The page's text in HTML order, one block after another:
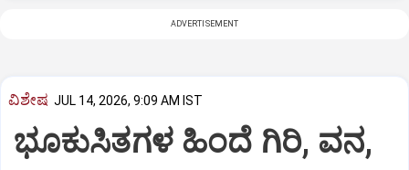
ADVERTISEMENT
ವಿಶೇಷ JUL 14, 2026, 9:09 AM IST
ಭೂಕುಸಿತಗಳ ಹಿಂದೆ ಗಿರಿ, ವನ,